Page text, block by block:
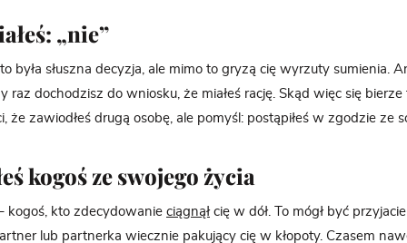
„nie”
była słuszna decyzja, ale mimo to gryzą cię wyrzuty sumienia.
raz dochodzisz do wniosku, że miałeś rację. Skąd więc się bierze
że zawiodłeś drugą osobę, ale pomyśl: postąpiłeś w zgodzie ze
kogoś ze swojego życia
kogoś, kto zdecydowanie ciągnąłcię w dół. To mógł być
lub partnerka wiecznie pakujący cię w kłopoty. Czasem